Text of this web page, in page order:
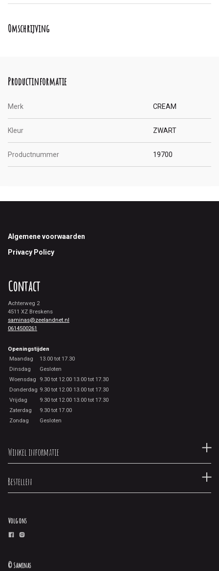
Omschrijving
Productinformatie
Merk CREAM
Kleur ZWART
Productnummer 19700
Footer
Algemene voorwaarden
Privacy Policy
Contact
Achterweg 2
4511 XZ Breskens
saminas@zeelandnet.nl
0614500261
Openingstijden
Maandag
13.00 tot 17.30
Dinsdag
Gesloten
Woensdag
9.30 tot 12.00 13.00 tot 17.30
Donderdag 9.30 tot 12.00 13.00 tot 17.30
Vrijdag
9.30 tot 12.00 13.00 tot 17.30
Zaterdag
9.30 tot 17.00
Zondag
Gesloten
Winkel informatie
Bestellen
Volg ons
© Saminas